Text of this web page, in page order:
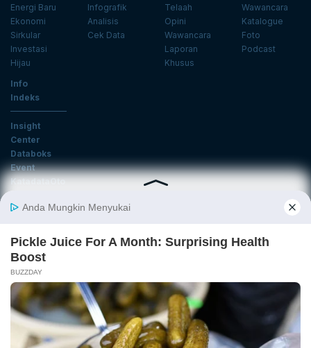
Energi Baru
Ekonomi
Sirkular
Investasi
Hijau
Infografik
Analisis
Cek Data
Telaah
Opini
Wawancara
Laporan
Khusus
Wawancara
Katalogue
Foto
Podcast
Info
Indeks
Insight
Center
Databoks
Event
KatadataOto
Email
Daftar
Tentang Katadata Advertising Karier
Pedoman Media Siber